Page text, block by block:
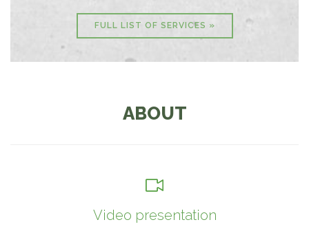
FULL LIST OF SERVICES »
ABOUT

Video presentation